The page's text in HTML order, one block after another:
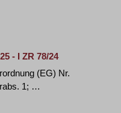
- I ZR 78/24
(EG) Nr.
1; …